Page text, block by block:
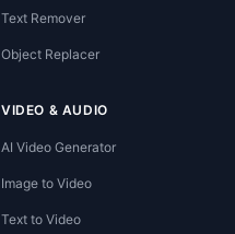
Text Remover
Object Replacer
VIDEO & AUDIO
AI Video Generator
Image to Video
Text to Video